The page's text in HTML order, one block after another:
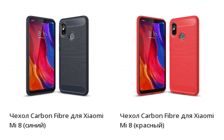
Чехол Carbon Fibre для Xiaomi
Mi 8 (синий)
Чехол Carbon Fibre для Xiaomi
Mi 8 (красный)